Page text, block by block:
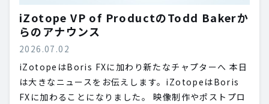
iZotope VP of ProductのTodd Bakerか
らのアナウンス
2026.07.02
iZotopeはBoris FXに加わり新たなチャプターへ 本日
は大きなニュースをお伝えします。iZotopeはBoris
FXに加わることになりました。 映像制作やポストプロ